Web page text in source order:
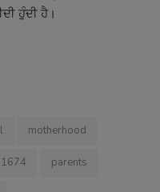
ਹੁੰਦੀ ਹੈ।
motherhood
parents